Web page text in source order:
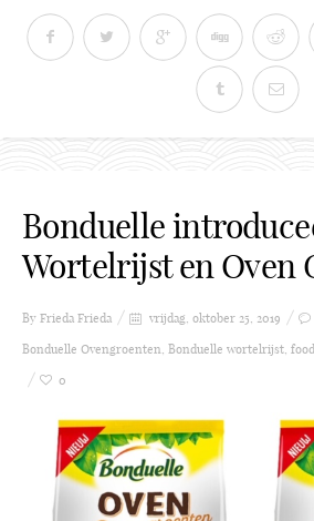
Bonduelle
Wortelrijst en Oven
By Frieda Frieda vrijdag, oktober 25, 2019
Bonduelle Ovengroenten, Bonduelle wortelrijst,
0